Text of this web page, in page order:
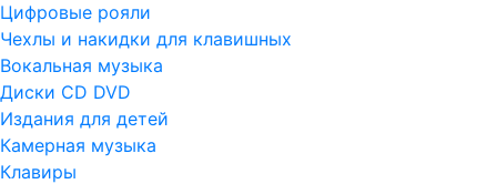
Цифровые рояли
Чехлы и накидки для клавишных
Вокальная музыка
Диски CD DVD
Издания для детей
Камерная музыка
Клавиры